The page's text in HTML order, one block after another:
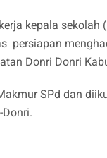
kepala sekolah
persiapan
Donri Donri
SPd dan